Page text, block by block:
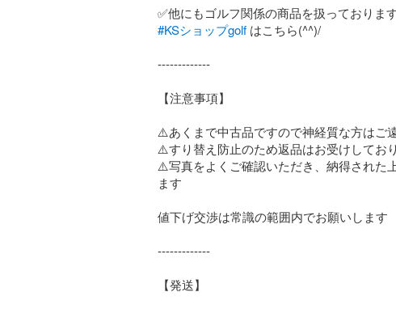
#KSショップgolf はこちら(^^)/
-------------
【注意事項】
⚠️あくまで中古品ですので神経質な方はご
⚠️すり替え防止のため返品はお受けしてお
⚠️写真をよくご確認いただき、納得された
ます
値下げ交渉は常識の範囲内でお願いします
-------------
【発送】